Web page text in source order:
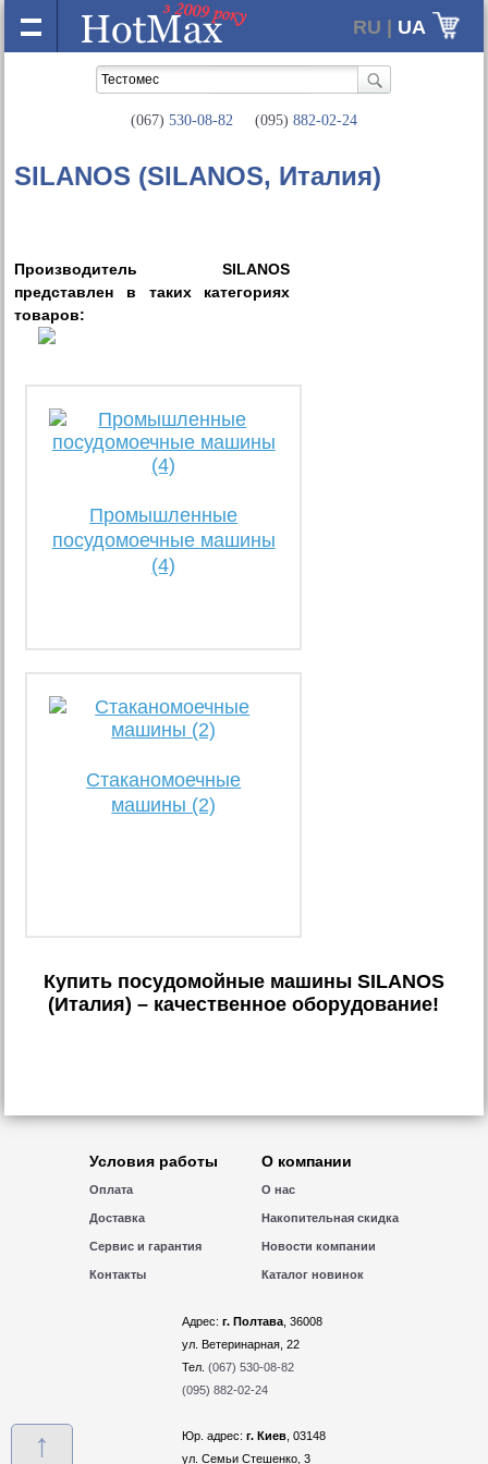
RU | UA
(067) 530-08-82 (095) 882-02-24
SILANOS (SILANOS, Италия)
Производитель SILANOS
представлен в таких категориях
товаров:
Промышленные
посудомоечные машины
(4)
Стаканомоечные
машины (2)
Купить посудомойные машины SILANOS
(Италия) – качественное оборудование!
↑
Условия работы
Оплата
Доставка
Сервис и гарантия
Контакты
О компании
О нас
Накопительная скидка
Новости компании
Каталог новинок
Адрес: г. Полтава, 36008
ул. Ветеринарная, 22
Тел. (067) 530-08-82
(095) 882-02-24
Юр. адрес: г. Киев, 03148
ул. Семьи Стешенко, 3